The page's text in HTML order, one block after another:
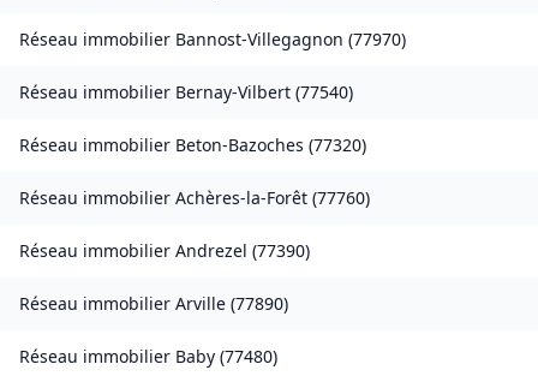
Réseau immobilier Bannost-Villegagnon (77970)
Réseau immobilier Bernay-Vilbert (77540)
Réseau immobilier Beton-Bazoches (77320)
Réseau immobilier Achères-la-Forêt (77760)
Réseau immobilier Andrezel (77390)
Réseau immobilier Arville (77890)
Réseau immobilier Baby (77480)